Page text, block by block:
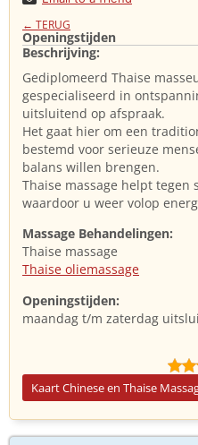
← TERUG
Openingstijden
Beschrijving:
Gediplomeerd Thaise
gespecialiseerd in
uitsluitend op afspraak.
Het gaat hier om een
bestemd voor serieuze
balans willen brengen.
Thaise massage helpt tegen
waardoor u weer volop
Massage Behandelingen:
Thaise massage
Thaise oliemassage
Openingstijden:
maandag t/m zaterdag
Kaart Chinese en Thaise